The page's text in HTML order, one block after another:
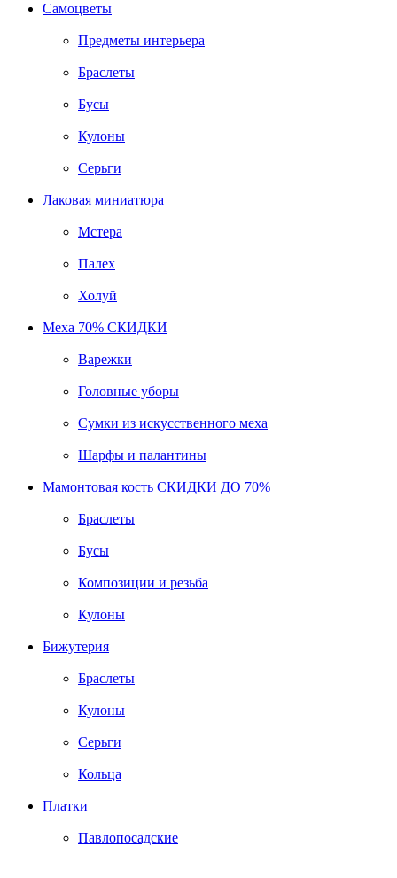
Самоцветы
Предметы интерьера
Браслеты
Бусы
Кулоны
Серьги
Лаковая миниатюра
Мстера
Палех
Холуй
Меха 70% СКИДКИ
Варежки
Головные уборы
Сумки из искусственного меха
Шарфы и палантины
Мамонтовая кость СКИДКИ ДО 70%
Браслеты
Бусы
Композиции и резьба
Кулоны
Бижутерия
Браслеты
Кулоны
Серьги
Кольца
Платки
Павлопосадские